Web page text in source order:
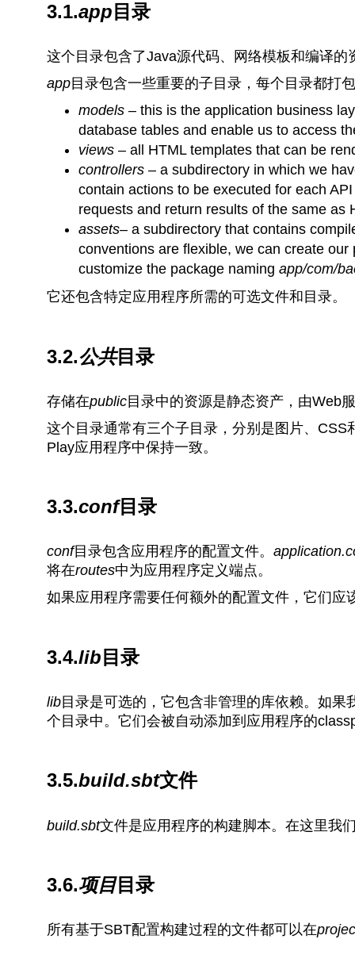
3.1.app 目录
这个目录包含了Java源代码、网络模板和编译
app目录包含一些重要的子目录，每个目录都打
models– this is the application business
database tables and enable us to access
views– all HTML templates that can be
controllers– a subdirectory in which we
contain actions to be executed for each
requests and return results of the same as
assets– a subdirectory that contains
conventions are flexible, we can create
customize the package naming app/com/
它还包含特定应用程序所需的可选文件和目录。
3.2.公共目录
存储在public目录中的资源是静态资产，由Web
这个目录通常有三个子目录，分别是图片、
Play应用程序中保持一致。
3.3.conf目录
conf目录包含应用程序的配置文件。
将在routes中为应用程序定义端点。
如果应用程序需要任何额外的配置文件，它们应
3.4.lib 目录
lib目录是可选的，它包含非管理的库依赖。如
个目录中。它们会被自动添加到应用程序的
3.5.build.sbt文件
build.sbt文件是应用程序的构建脚本。在这里我
3.6.项目目录
所有基于SBT配置构建过程的文件都可以在